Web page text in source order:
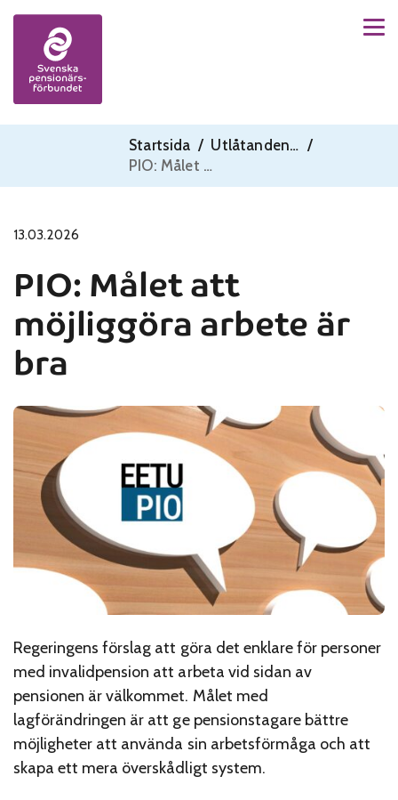
Skip to content
Startsida / Utlåtanden - PIO /
PIO: Målet att möjliggöra arbete är bra
13.03.2026
PIO: Målet att
möjliggöra arbete är
bra
Regeringens förslag att göra det enklare för personer
med invalidpension att arbeta vid sidan av
pensionen är välkommet. Målet med
lagförändringen är att ge pensionstagare bättre
möjligheter att använda sin arbetsförmåga och att
skapa ett mera överskådligt system.